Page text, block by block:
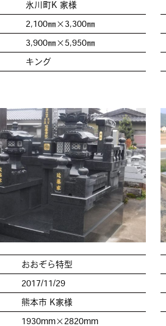
氷川町K 家様
2,100㎜×3,300㎜
3,900㎜×5,950㎜
キング
おおぞら特型
2017/11/29
熊本市 K家様
1930mm×2820mm